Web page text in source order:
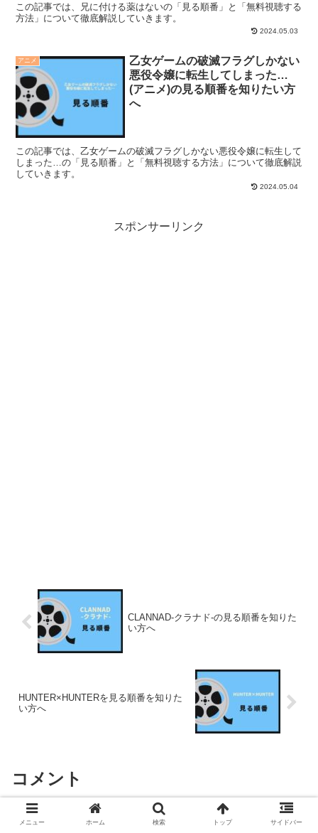
この記事では、兄に付ける薬はないの「見る順番」と「無料視聴する
方法」について徹底解説していきます。
2024.05.03
アニメ
乙女ゲームの破滅フラグしかない
悪役令嬢に転生してしまった…
(アニメ)の見る順番を知りたい方
へ
この記事では、乙女ゲームの破滅フラグしかない悪役令嬢に転生して
しまった…の「見る順番」と「無料視聴する方法」について徹底解説
していきます。
2024.05.04
スポンサーリンク
CLANNAD-クラナド-の見る順番を知りた
い方へ
HUNTER×HUNTERを見る順番を知りた
い方へ
コメント
コメントを書き込む
メニュー ホーム 検索 トップ サイドバー